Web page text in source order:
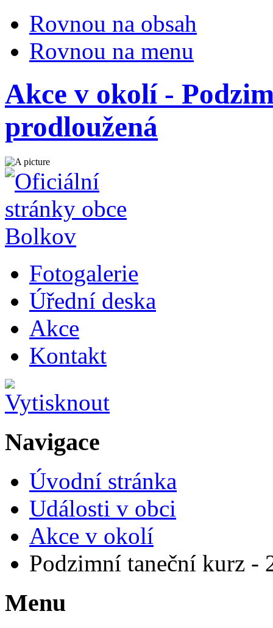
Rovnou na obsah
Rovnou na menu
Akce v okolí -
prodloužená
Fotogalerie
Úřední deska
Akce
Kontakt
Navigace
Úvodní stránka
Události v obci
Akce v okolí
Podzimní taneční kurz -
Menu